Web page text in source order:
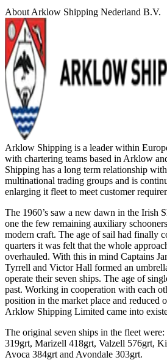
About Arklow Shipping Nederland B.V.
Arklow Shipping is a leader within
with chartering teams based in Arklow
Shipping has a long term relationship
multinational trading groups and is
enlarging it fleet to meet customer
The 1960’s saw a new dawn in the Irish
one the few remaining auxiliary
modern craft. The age of sail had finally
quarters it was felt that the whole
overhauled. With this in mind Captains
Tyrrell and Victor Hall formed an
operate their seven ships. The age of
past. Working in cooperation with each
position in the market place and reduced
Arklow Shipping Limited came into
The original seven ships in the fleet
319grt, Marizell 418grt, Valzell 576grt,
Avoca 384grt and Avondale 303grt.